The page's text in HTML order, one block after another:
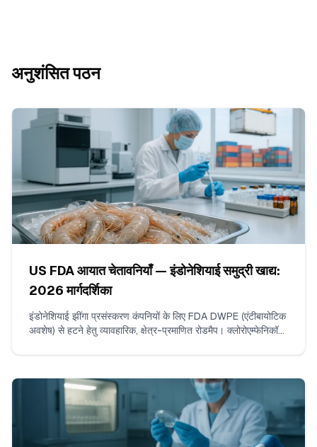
अनुशंसित पठन
US FDA आयात चेतावनियाँ — इंडोनेशियाई समुद्री खाद्य:
2026 मार्गदर्शिका
इंडोनेशियाई झींगा प्रसंस्करण कंपनियों के लिए FDA DWPE (एंटीबायोटिक
अवशेष) से हटने हेतु व्यावहारिक, क्षेत्र-प्रमाणित रोडमैप। क्लोरोएम्फेनिकॉल